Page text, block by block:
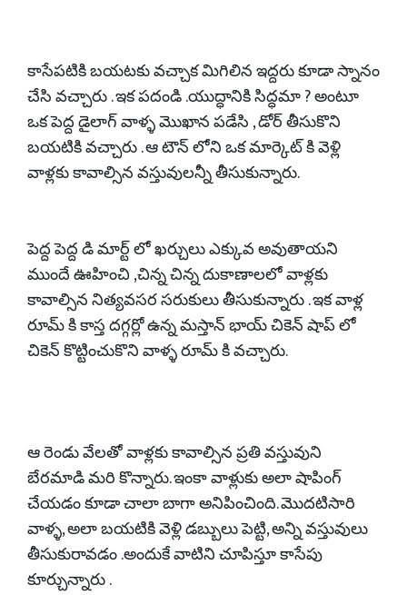
కాసేపటికి బయటకు వచ్చాక మిగిలిన ఇద్దరు కూడా స్నానం
చేసి వచ్చారు . ఇక పదండి .యుద్ధానికి సిద్ధమా ? అంటూ
ఒక పెద్ద డైలాగ్ వాళ్ళ మొఖాన పడేసి , డోర్ తీసుకొని
బయటికి వచ్చారు . ఆ టౌన్ లోని ఒక మార్కెట్ కి వెళ్లి
వాళ్లకు కావాల్సిన వస్తువులన్నీ తీసుకున్నారు.
పెద్ద పెద్ద డి మార్ట్ లో ఖర్చులు ఎక్కువ అవుతాయని
ముందే ఊహించి ,చిన్న చిన్న దుకాణాలలో వాళ్లకు
కావాల్సిన నిత్యవసర సరుకులు తీసుకున్నారు . ఇక వాళ్ల
రూమ్ కి కాస్త దగ్గర్లో ఉన్న మస్తాన్ భాయ్ చికెన్ షాప్ లో
చికెన్ కొట్టించుకొని వాళ్ళ రూమ్ కి వచ్చారు.
ఆ రెండు వేలతో వాళ్లకు కావాల్సిన ప్రతి వస్తువుని
బేరమాడి మరి కొన్నారు. ఇంకా వాళ్లుకు అలా షాపింగ్
చేయడం కూడా చాలా బాగా అనిపించింది. మొదటిసారి
వాళ్ళ, అలా బయటికి వెళ్లి డబ్బులు పెట్టి, అన్ని వస్తువులు
తీసుకురావడం .అందుకే వాటిని చూపిస్తూ కాసేపు
కూర్చున్నారు .